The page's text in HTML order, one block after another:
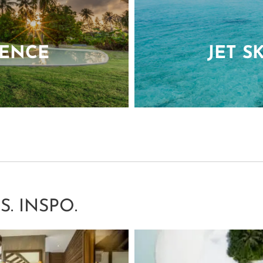
JET SKI
> mehr <
Spüren Sie die ungebändigte Energie des Ozeans,
über das kristallklare Wasser der Malediven gleiten.
INSPO.